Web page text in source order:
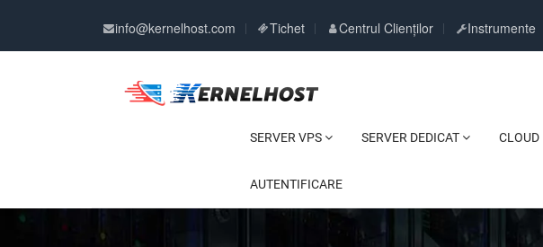
info@kernelhost.com Tichet Centrul Clienților Instrumente
SERVER VPS SERVER DEDICAT CLOUD
AUTENTIFICARE